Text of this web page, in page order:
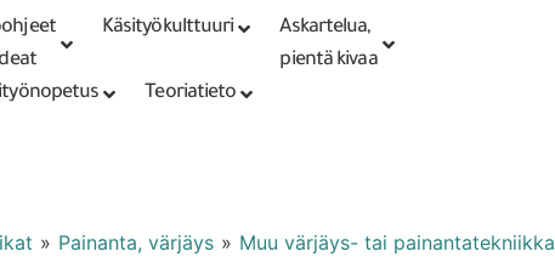
Tarkennettu PunomoputiikkiKirjaudu tai
rekisteröidy
Käsityökulttuuri
Askartelua,
pientä kivaa
Teoriatieto
» Painanta, värjäys » Muu värjäys- tai painantatekniikka